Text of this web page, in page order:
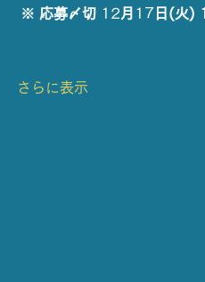
※ 応募〆切 12月 17 日(火)
さらに表示